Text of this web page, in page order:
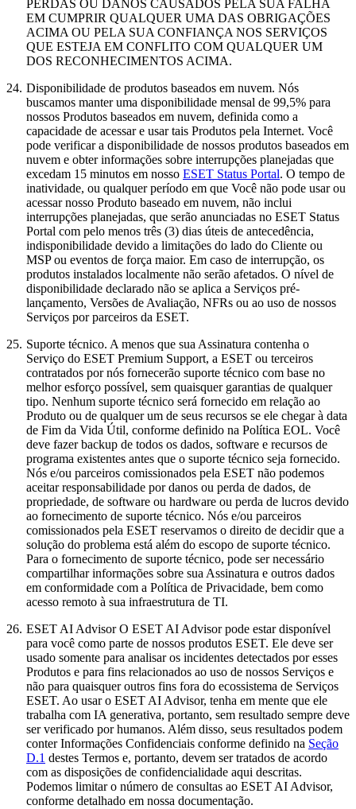
PERDAS OU DANOS CAUSADOS PELA SUA FALHA
EM CUMPRIR QUALQUER UMA DAS OBRIGAÇÕES
ACIMA OU PELA SUA CONFIANÇA NOS SERVIÇOS
QUE ESTEJA EM CONFLITO COM QUALQUER UM
DOS RECONHECIMENTOS ACIMA.
24. Disponibilidade de produtos baseados em nuvem. Nós
buscamos manter uma disponibilidade mensal de 99,5% para
nossos Produtos baseados em nuvem, definida como a
capacidade de acessar e usar tais Produtos pela Internet. Você
pode verificar a disponibilidade de nossos produtos baseados em
nuvem e obter informações sobre interrupções planejadas que
excedam 15 minutos em nosso ESET Status Portal. O tempo de
inatividade, ou qualquer período em que Você não pode usar ou
acessar nosso Produto baseado em nuvem, não inclui
interrupções planejadas, que serão anunciadas no ESET Status
Portal com pelo menos três (3) dias úteis de antecedência,
indisponibilidade devido a limitações do lado do Cliente ou
MSP ou eventos de força maior. Em caso de interrupção, os
produtos instalados localmente não serão afetados. O nível de
disponibilidade declarado não se aplica a Serviços pré-
lançamento, Versões de Avaliação, NFRs ou ao uso de nossos
Serviços por parceiros da ESET.
25. Suporte técnico. A menos que sua Assinatura contenha o
Serviço do ESET Premium Support, a ESET ou terceiros
contratados por nós fornecerão suporte técnico com base no
melhor esforço possível, sem quaisquer garantias de qualquer
tipo. Nenhum suporte técnico será fornecido em relação ao
Produto ou de qualquer um de seus recursos se ele chegar à data
de Fim da Vida Útil, conforme definido na Política EOL. Você
deve fazer backup de todos os dados, software e recursos de
programa existentes antes que o suporte técnico seja fornecido.
Nós e/ou parceiros comissionados pela ESET não podemos
aceitar responsabilidade por danos ou perda de dados, de
propriedade, de software ou hardware ou perda de lucros devido
ao fornecimento de suporte técnico. Nós e/ou parceiros
comissionados pela ESET reservamos o direito de decidir que a
solução do problema está além do escopo de suporte técnico.
Para o fornecimento de suporte técnico, pode ser necessário
compartilhar informações sobre sua Assinatura e outros dados
em conformidade com a Política de Privacidade, bem como
acesso remoto à sua infraestrutura de TI.
26. ESET AI AdvisorO ESET AI Advisor pode estar disponível
para você como parte de nossos produtos ESET. Ele deve ser
usado somente para analisar os incidentes detectados por esses
Produtos e para fins relacionados ao uso de nossos Serviços e
não para quaisquer outros fins fora do ecossistema de Serviços
ESET. Ao usar o ESET AI Advisor, tenha em mente que ele
trabalha com IA generativa, portanto, sem resultado sempre deve
ser verificado por humanos. Além disso, seus resultados podem
conter Informações Confidenciais conforme definido na Seção
D.1 destes Termos e, portanto, devem ser tratados de acordo
com as disposições de confidencialidade aqui descritas.
Podemos limitar o número de consultas ao ESET AI Advisor,
conforme detalhado em nossa documentação.